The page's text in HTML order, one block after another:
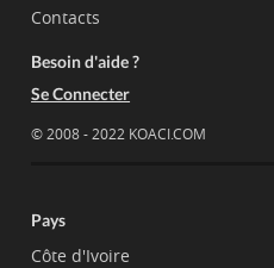
Contacts
Besoin d'aide ?
Se Connecter
© 2008 - 2022 KOACI.COM
Pays
Côte d'Ivoire